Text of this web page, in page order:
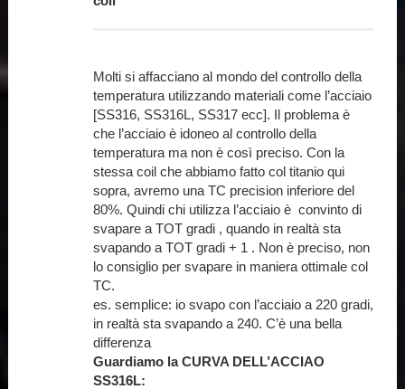
Molti si affacciano al mondo del controllo della
temperatura utilizzando materiali come l’acciaio
[SS316, SS316L, SS317 ecc]. Il problema è
che l’acciaio è idoneo al controllo della
temperatura ma non è così preciso. Con la
stessa coil che abbiamo fatto col titanio qui
sopra, avremo una TC precision inferiore del
80%. Quindi chi utilizza l’acciaio è convinto di
svapare a TOT gradi , quando in realtà sta
svapando a TOT gradi + 1 . Non è preciso, non
lo consiglio per svapare in maniera ottimale col
TC.
es. semplice: io svapo con l’acciaio a 220 gradi,
in realtà sta svapando a 240. C’è una bella
differenza
Guardiamo la CURVA DELL’ACCIAO
SS316L: